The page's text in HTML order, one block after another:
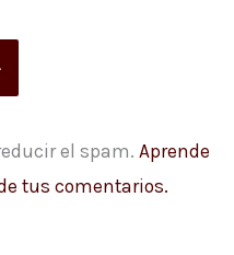
el spam.Aprende
tus comentarios.